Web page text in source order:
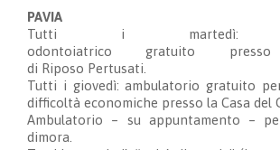
PAVIA
Tutti i
odontoiatricogratuito
di Riposo Pertusati
Tutti i giovedì:ambulatorio gratuito
difficoltà economiche presso la Casa del
Ambulatorio – su appuntamento –
dimora